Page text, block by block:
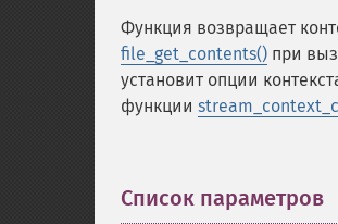
Функция возвращает
file_get_contents() при
установит опции
функции
Список параметров